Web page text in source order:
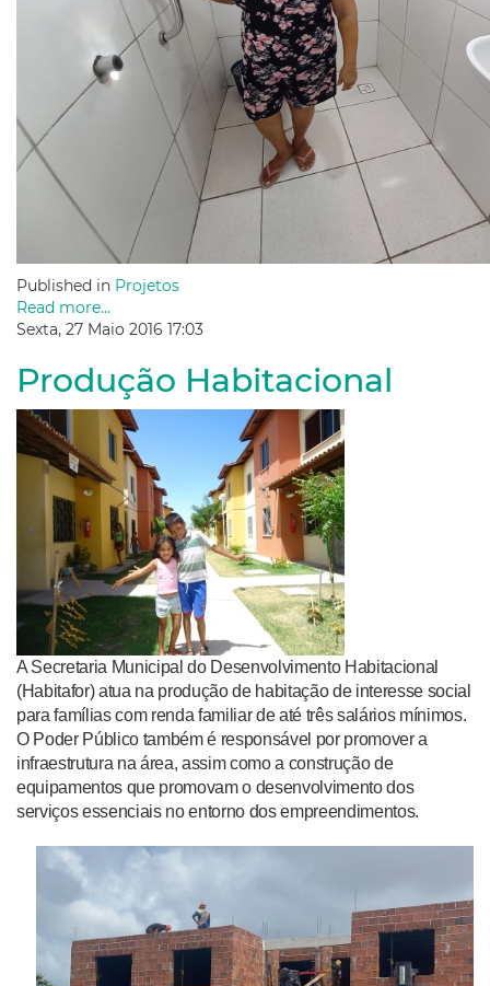
Published in Projetos
Read more...
Sexta, 27 Maio 2016 17:03
Produção Habitacional
A Secretaria Municipal do Desenvolvimento Habitacional
(Habitafor) atua na produção de habitação de interesse social
para famílias com renda familiar de até três salários mínimos.
O Poder Público também é responsável por promover a
infraestrutura na área, assim como a construção de
equipamentos que promovam o desenvolvimento dos
serviços essenciais no entorno dos empreendimentos.